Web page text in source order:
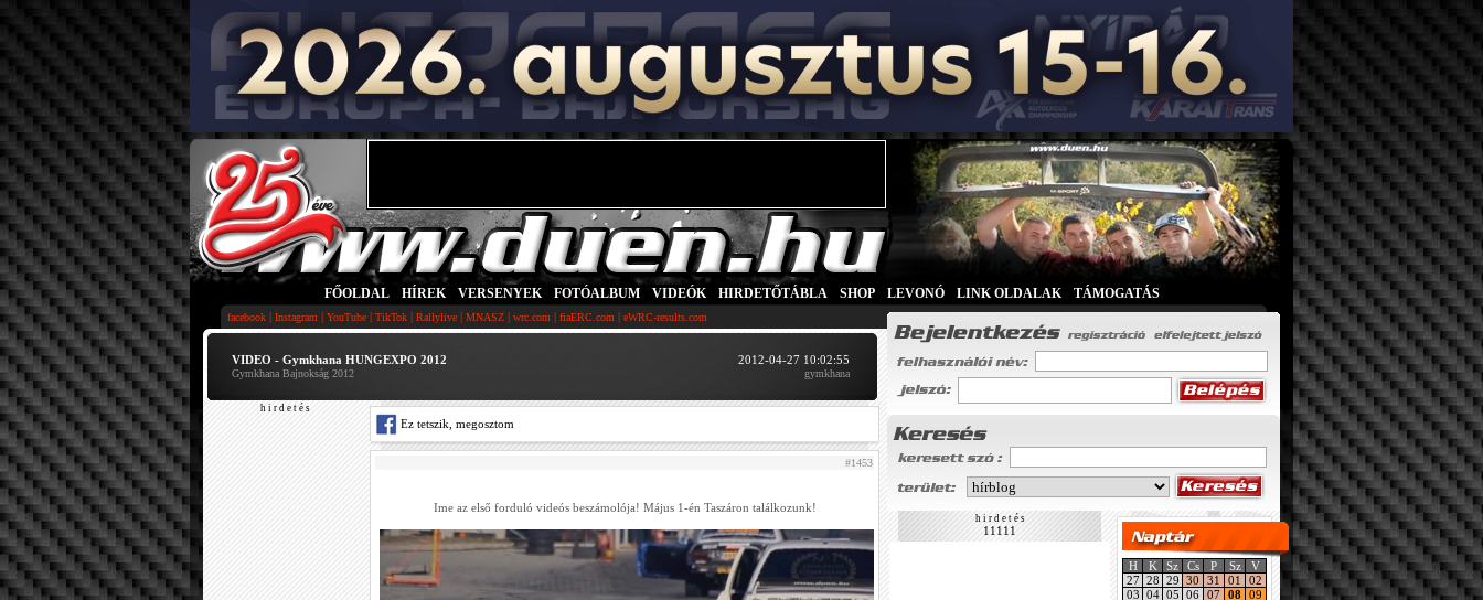
FŐOLDAL HÍREK VERSENYEK FOTÓALBUM VIDEÓK HIRDETŐTÁBLA SHOP LEVONÓ LINK OLDALAK TÁMOGATÁS
facebook | Instagram | YouTube | TikTok | Rallylive | MNASZ | wrc.com | fiaERC.com | eWRC-results.com
VIDEO - Gymkhana HUNGEXPO 2012
Gymkhana Bajnokság 2012
2012-04-27 10:02:55
gymkhana
h i r d e t é s
Ez tetszik, megosztom
#1453
Ime az első forduló videós beszámolója! Május 1-én Taszáron találkozunk!
h i r d e t é s
11111
H K Sz Cs P Sz
V
27 28 29 30 31 01
02
03 04 05 06 07 08 09